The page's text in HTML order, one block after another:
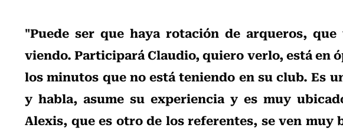
"Puede ser que haya rotación de arqueros,
viendo. Participará Claudio, quiero verlo, está en
los minutos que no está teniendo en su club. Es
y habla, asume su experiencia y es muy
Alexis, que es otro de los referentes, se ven muy